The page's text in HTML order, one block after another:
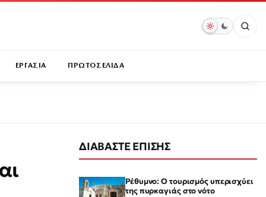
ΕΡΓΑΣΙΑ ΠΡΩΤΟΣΕΛΙΔΑ
ΔΙΑΒΑΣΤΕ ΕΠΙΣΗΣ
Ρέθυμνο: Ο τουρισμός υπερισχύει
της πυρκαγιάς στο νότο